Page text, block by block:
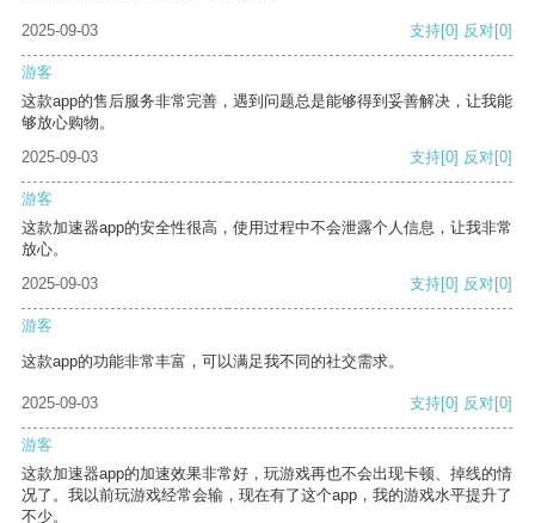
2025-09-03 支持[0] 反对[0]
游客
这款app的售后服务非常完善，遇到问题总是能够得到妥善解决，让我能
够放心购物。
2025-09-03
支持[0] 反对[0]
游客
这款加速器app的安全性很高，使用过程中不会泄露个人信息，让我非常
放心。
2025-09-03
支持[0] 反对[0]
游客
这款app的功能非常丰富，可以满足我不同的社交需求。
2025-09-03 支持[0] 反对[0]
游客
这款加速器app的加速效果非常好，玩游戏再也不会出现卡顿、掉线的情
况了。我以前玩游戏经常会输，现在有了这个app，我的游戏水平提升了
不少。